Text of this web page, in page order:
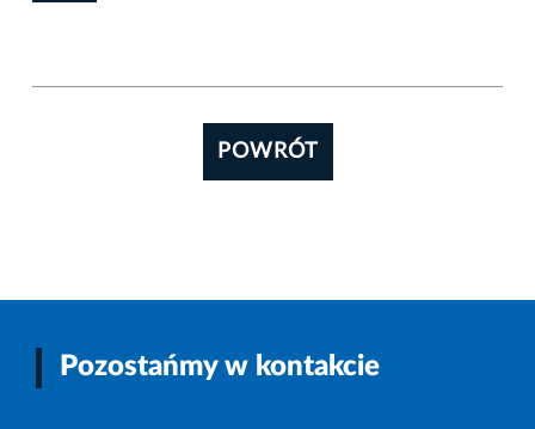
POWRÓT
Pozostańmy w kontakcie